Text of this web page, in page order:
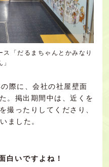
「だるまちゃんとかみなり
」
際に、会社の社屋壁面
。掲出期間中は、近くを
撮ったりしてくださり、
ました。
白いですよね！